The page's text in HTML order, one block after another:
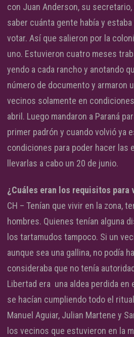
con Juan Anderson, su
saber cuánta gente había y
votar. Así que salieron por la
uno. Estuvieron cuatro meses
yendo a cada rancho y anotando
número de documento y armaron
vecinos solamente en
abril. Luego mandaron a Paraná
primer padrón y cuando volvió ya
condiciones para poder hacer las
llevarlas a cabo un 20 de junio.
¿Cuáles eran los requisitos para
CH – Tenían que vivir en la zona,
hombres. Quienes tenían alguna
los tartamudos tampoco. Si un
aunque sea una gallina, no podía
consideraba que no tenía
Libertad era una aldea perdida
se hacían cumpliendo todo el
Manuel Aguiar, Julian Martene y
los vecinos que estuvieron en la